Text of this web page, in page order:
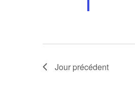
Jour précédent